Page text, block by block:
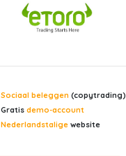
Sociaal beleggen (copytrading)
Gratis demo-account
Nederlandstalige website